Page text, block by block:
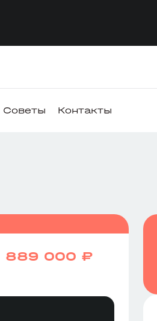
Советы Контакты
889 000 ₽